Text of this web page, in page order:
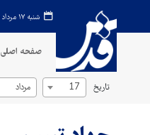
شنبه ۱۷ مرداد ۱۴۰۵
صفحه اصلی
تاریخ 17 مرداد